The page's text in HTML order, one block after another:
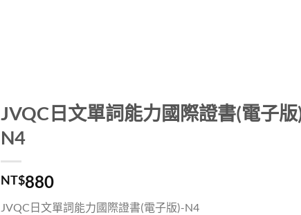
JVQC日文單詞能力國際證書(電子
N4
NT$880
JVQC日文單詞能力國際證書(電子版)-N4